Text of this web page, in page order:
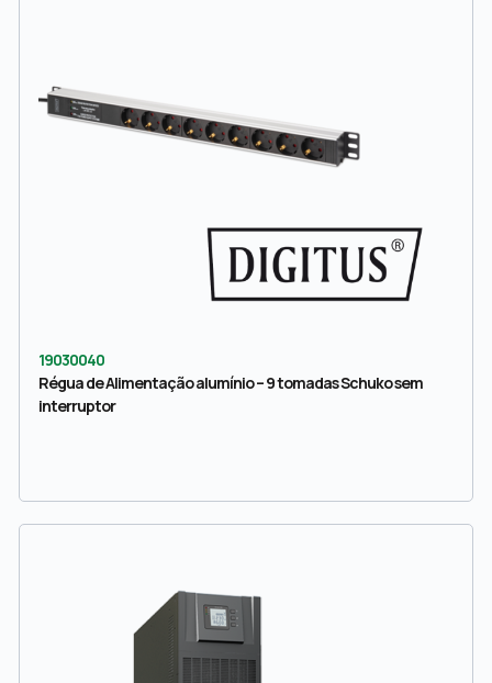
19030040
Régua de Alimentação alumínio – 9 tomadas Schuko sem
interruptor